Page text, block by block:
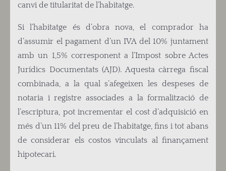
canvi de titularitat de l’habitatge.
Si l’habitatge és d’obra nova, el comprador ha
d’assumir el pagament d’un IVA del 10% juntament
amb un 1,5% corresponent a l’Impost sobre Actes
Jurídics Documentats (AJD). Aquesta càrrega fiscal
combinada, a la qual s’afegeixen les despeses de
notaria i registre associades a la formalització de
l’escriptura, pot incrementar el cost d’adquisició en
més d’un 11% del preu de l’habitatge, fins i tot abans
de considerar els costos vinculats al finançament
hipotecari.